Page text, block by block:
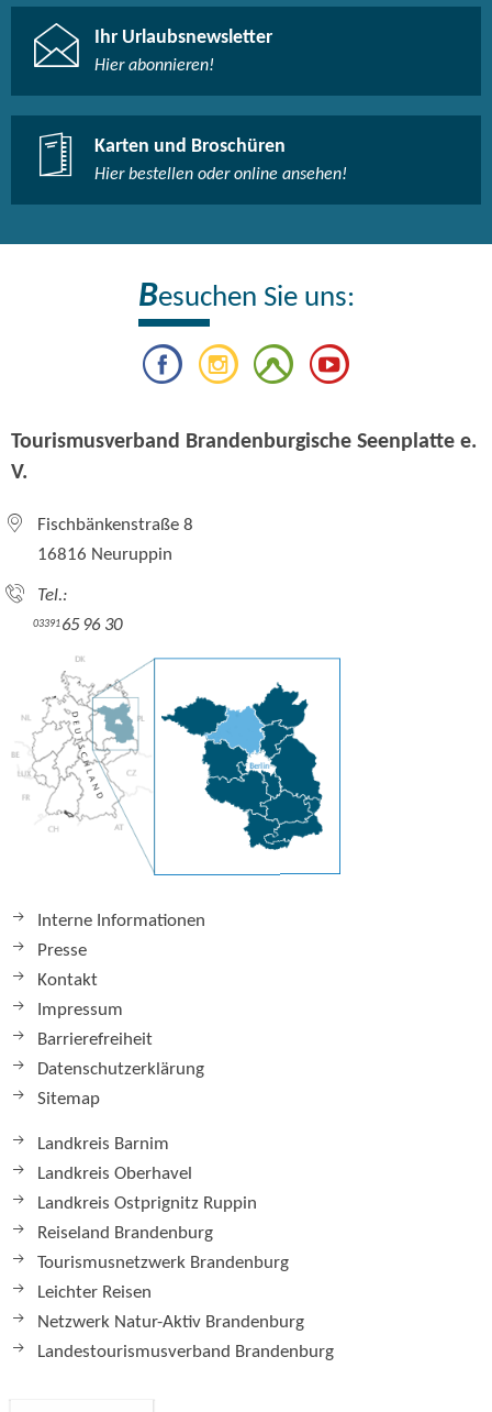
Ihr Urlaubsnewsletter
Hier abonnieren!
Karten und Broschüren
Hier bestellen oder online ansehen!
Besuchen Sie uns:
Tourismusverband Brandenburgische Seenplatte e.
V.
Fischbänkenstraße 8
16816 Neuruppin
Tel.:
0339165 96 30
Interne Informationen
Presse
Kontakt
Impressum
Barrierefreiheit
Datenschutzerklärung
Sitemap
Landkreis Barnim
Landkreis Oberhavel
Landkreis Ostprignitz Ruppin
Reiseland Brandenburg
Tourismusnetzwerk Brandenburg
Leichter Reisen
Netzwerk Natur-Aktiv Brandenburg
Landestourismusverband Brandenburg